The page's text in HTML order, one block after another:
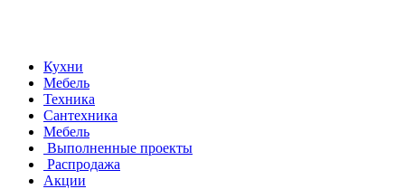
Кухни
Мебель
Техника
Сантехника
Мебель
Выполненные проекты
Распродажа
Акции